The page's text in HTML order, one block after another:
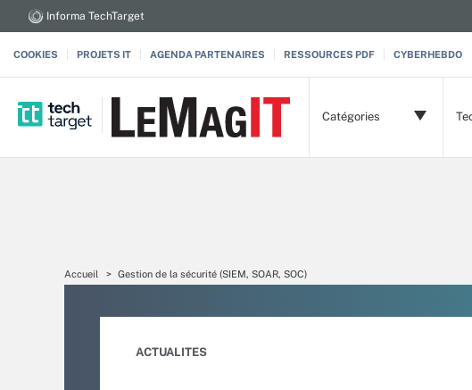
Informa TechTarget
COOKIES PROJETS IT AGENDA PARTENAIRES RESSOURCES PDF CYBERHEBDO
Catégories
Accueil Gestion de la sécurité (SIEM, SOAR, SOC)
ACTUALITES